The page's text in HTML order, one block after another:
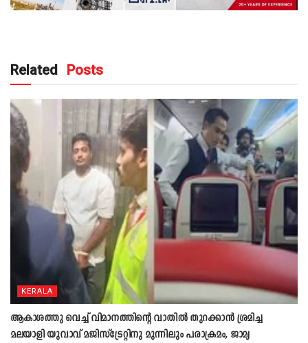
Related Posts
KERALA
ആകാശത്തു വെച്ച് വിമാനത്തിന്റെ വാതില്‍ തുറക്കാന്‍ ശ്രമിച്ച
മലയാളി യുവാവ് മജിസ്ട്രേറ്റിനു മുന്നിലും പരാക്രമം, ജാമ്യ